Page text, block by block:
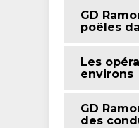
GD
poêles
Les
environs
GD
des